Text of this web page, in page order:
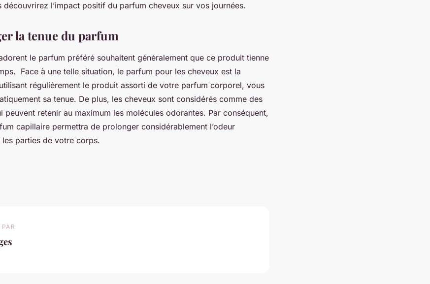
découvrirez l’impact positif du parfum cheveux sur vos journées.
la tenue du parfum
le parfum préféré souhaitent généralement que ce produit tienne
Face à une telle situation, le parfum pour les cheveux est la
régulièrement le produit assorti de votre parfum corporel, vous
sa tenue. De plus, les cheveux sont considérés comme des
peuvent retenir au maximum les molécules odorantes. Par conséquent,
capillaire permettra de prolonger considérablement l’odeur
parties de votre corps.